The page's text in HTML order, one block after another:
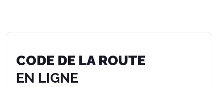
CODE DE LA ROUTE
EN LIGNE